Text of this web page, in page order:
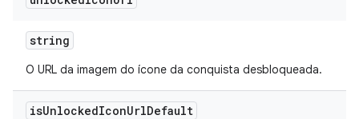
string
O URL da imagem do ícone da conquista desbloqueada.
isUnlockedIconUrlDefault